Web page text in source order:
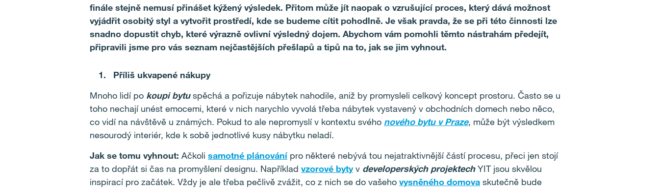
finále stejně nemusí přinášet kýžený výsledek. Přitom může jít naopak o vzrušující proces, který dává možnost
vyjádřit osobitý styl a vytvořit prostředí, kde se budeme cítit pohodlně. Je však pravda, že se při této činnosti lze
snadno dopustit chyb, které výrazně ovlivní výsledný dojem. Abychom vám pomohli těmto nástrahám předejít,
připravili jsme pro vás seznam nejčastějších přešlapů a tipů na to, jak se jim vyhnout.
Příliš ukvapené nákupy
Mnoho lidí po koupi bytuspěchá a pořizuje nábytek nahodile, aniž by promysleli celkový koncept prostoru. Často se u
toho nechají unést emocemi, které v nich narychlo vyvolá třeba nábytek vystavený v obchodních domech nebo něco,
co vidí na návštěvě u známých. Pokud to ale nepromyslí v kontextu svého nového bytu v Praze, může být výsledkem
nesourodý interiér, kde k sobě jednotlivé kusy nábytku neladí.
Jak se tomu vyhnout: Ačkoli samotné plánovánípro některé nebývá tou nejatraktivnější částí procesu, přeci jen stojí
za to dopřát si čas na promyšlení designu. Například vzorové bytyv developerských projektechYIT jsou skvělou
inspirací pro začátek. Vždy je ale třeba pečlivě zvážit, co z nich se do vašeho vysněného domova skutečně bude